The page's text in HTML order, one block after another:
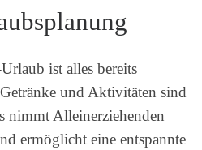
ist alles bereits
und Aktivitäten sind
nimmt Alleinerziehenden
ermöglicht eine entspannte